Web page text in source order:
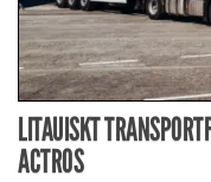
LITAUISKT
ACTROS